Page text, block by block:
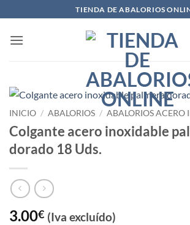
al
contenido
TIENDA DE ABALORIOS
INICIO / ABALORIOS / ABALORIOS ACERO
Colgante acero inoxidable
dorado 18 Uds.
3.00€ (Iva excluído)